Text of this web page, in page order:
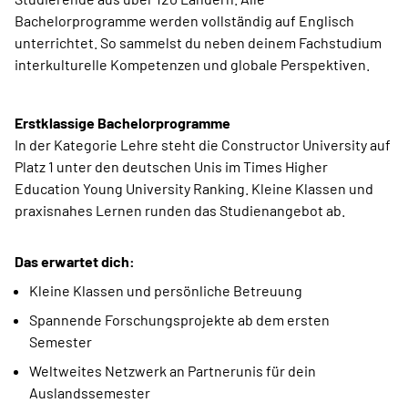
Bachelorprogramme werden vollständig auf Englisch
unterrichtet. So sammelst du neben deinem Fachstudium
interkulturelle Kompetenzen und globale Pers­pektiven.
Erstklassige Bachelorprogramme
In der Kategorie Lehre steht die ­Constructor University auf
Platz 1 unter den deutschen Unis im Times Higher
Education Young University Ranking. Kleine Klassen und
praxisnahes Lernen runden das Studienangebot ab.
Das erwartet dich:
Kleine Klassen und persönliche Betreuung
Spannende Forschungsprojekte ab dem ersten
Semester
Weltweites Netzwerk an Partnerunis für dein
Auslandssemester